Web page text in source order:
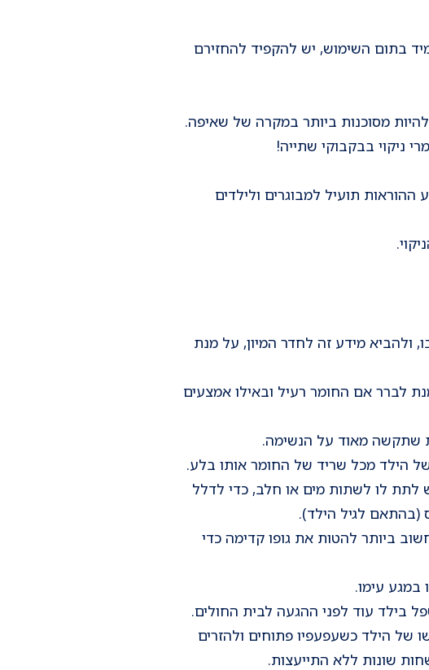
בתום השימוש, יש להקפיד להחזירם
מסוכנות ביותר במקרה של שאיפה.
ניקוי בבקבוקי שתייה!
תועיל למבוגרים ולילדים
ולהביא מידע זה לחדר המיון, על מנת
למידע ארצי להרעלות ברמב"ם (טלפון: 04-8541900) על מנת לברר אם החומר רעיל ובאילו אמצעים
שתקשה מאוד על הנשימה.
הילד מכל שריד של החומר אותו בלע.
לתת לו לשתות מים או חלב, כדי לדלל
(בהתאם לגיל הילד).
ביותר להטות את גופו קדימה כדי
במגע עימו.
בילד עוד לפני ההגעה לבית החולים.
15 דקות. יש להטות את ראשו של הילד כשעפעפיו פתוחים ולהזרים
שונות ללא התייעצות.